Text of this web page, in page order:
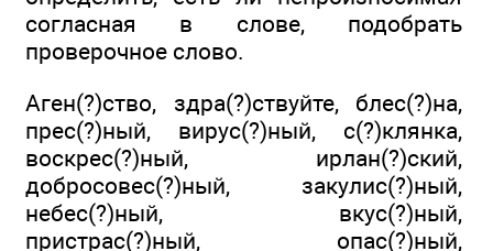
согласная в слове, подобрать
проверочное слово.
Аген(?)ство, здра(?)ствуйте, блес(?)на,
прес(?)ный, вирус(?)ный, с(?)клянка,
воскрес(?)ный, ирлан(?)ский,
добросовес(?)ный, закулис(?)ный,
небес(?)ный, вкус(?)ный,
пристрас(?)ный, опас(?)ный,